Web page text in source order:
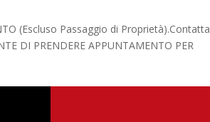
(Escluso Passaggio di
DI PRENDERE APPUNTAMENTO PER